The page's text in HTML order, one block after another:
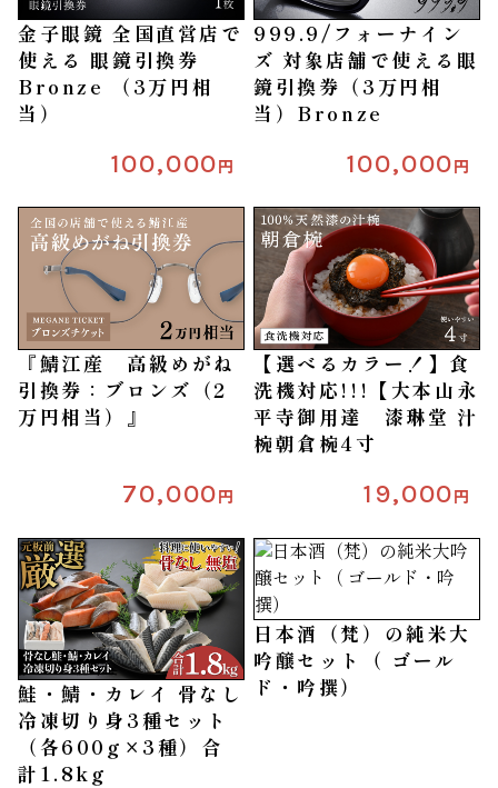
金子眼鏡 全国直営店で
使える 眼鏡引換券
Bronze （3万円相
当）
100,000円
999.9/フォーナイン
ズ 対象店舗で使える眼
鏡引換券（3万円相
当）Bronze
100,000円
『鯖江産 高級めがね
引換券：ブロンズ（2
万円相当）』
70,000円
【選べるカラー！】食
洗機対応!!!【大本山永
平寺御用達 漆琳堂 汁
椀朝倉椀4寸
19,000円
鮭・鯖・カレイ 骨なし
冷凍切り身3種セット
（各600g×3種）合
計1.8kg
日本酒（梵）の純米大
吟醸セット（ ゴール
ド・吟撰）